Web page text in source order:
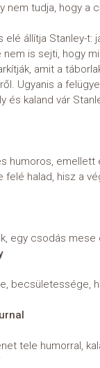
nem tudja, hogy
elé állítja Stanley-t:
nem is sejti, hogy
amit a
Ugyanis a
és kaland vár
humoros,
halad, hisz a
egy csodás
becsületessége,
tele humorral,